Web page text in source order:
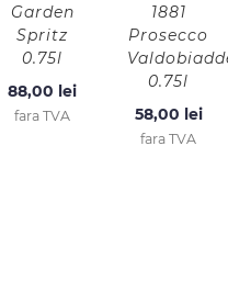
Garden
Spritz
0.75l
88,00 lei
fara TVA
1881
Prosecco
0.75l
58,00 lei
fara TVA